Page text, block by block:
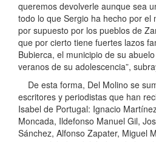
queremos devolverle aunque sea
todo lo que Sergio ha hecho por el
por supuesto por los pueblos de
que por cierto tiene fuertes lazos
Bubierca, el municipio de su
veranos de su adolescencia”,
De esta forma, Del Molino se
escritores y periodistas que han
Isabel de Portugal: Ignacio
Moncada, Ildefonso Manuel Gil,
Sánchez, Alfonso Zapater, Miguel